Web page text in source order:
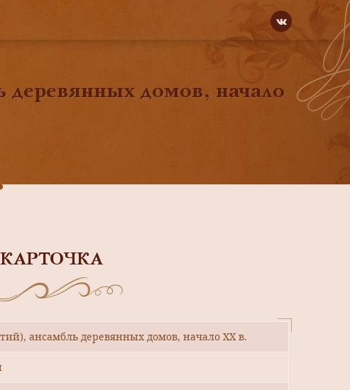
домов, начало
ансамбль деревянных домов, начало XX в.